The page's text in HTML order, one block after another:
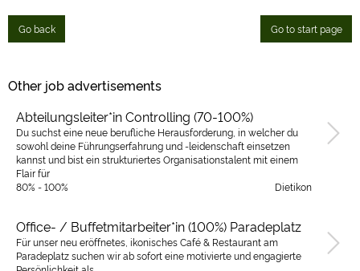
Go back Go to start page
Other job advertisements
Abteilungsleiter*in Controlling (70-100%)
Du suchst eine neue berufliche Herausforderung, in welcher du
sowohl deine Führungserfahrung und -leidenschaft einsetzen
kannst und bist ein strukturiertes Organisationstalent mit einem
Flair für
80% - 100%
Dietikon
Office- / Buffetmitarbeiter*in (100%) Paradeplatz
Für unser neu eröffnetes, ikonisches Café & Restaurant am
Paradeplatz suchen wir ab sofort eine motivierte und engagierte